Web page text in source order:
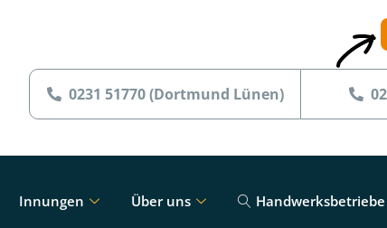
0231 51770 (Dortmund Lünen)
Innungen Über uns